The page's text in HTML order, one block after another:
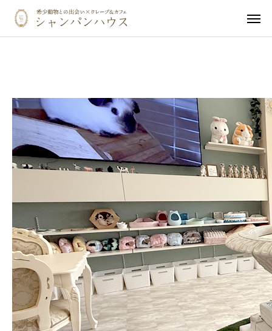
触れ合い体験予約
ご予約確認・キャンセル
カフェメニュー
ペット同伴の方へ
イベント・オフ会
動物ギャラリー
メディア掲載
店舗案内